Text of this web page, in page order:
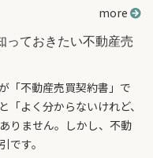
more
っておきたい不動産売
「不動産売買契約書」で
よく分からないけれど、
りません。しかし、不動
です。